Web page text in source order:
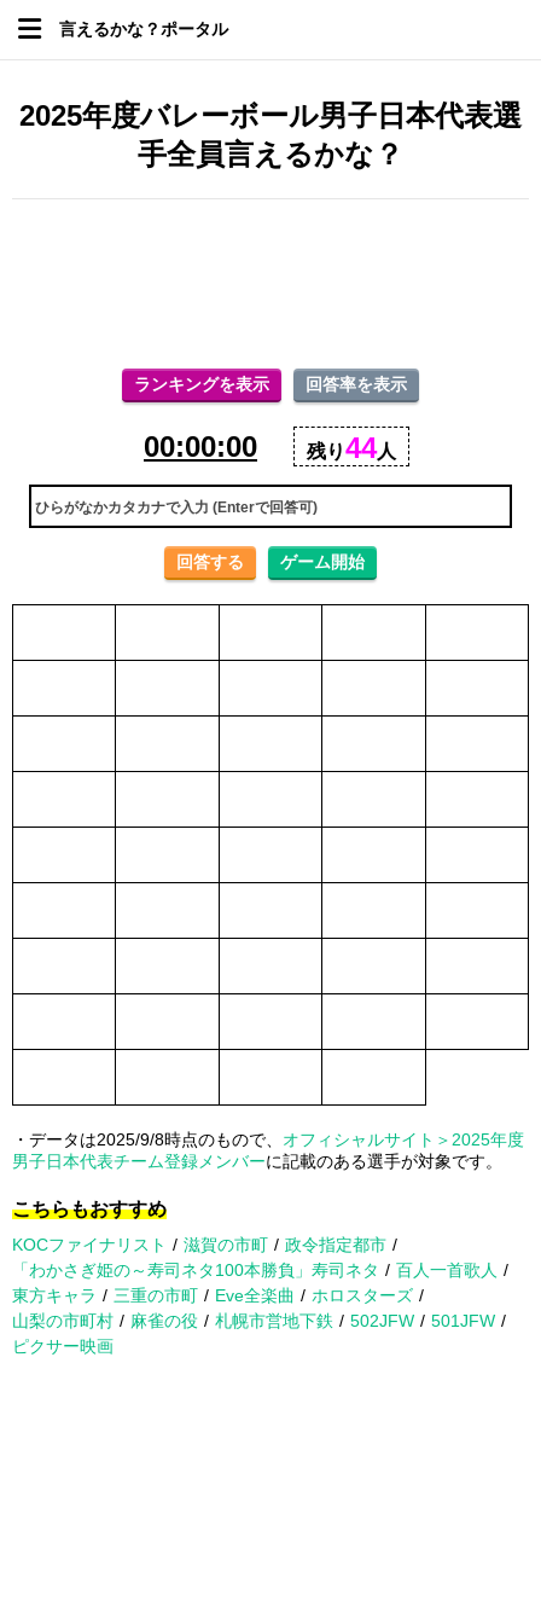
言えるかな？ポータル
2025年度バレーボール男子日本代表選
手全員言えるかな？
ランキングを表示 回答率を表示
00:00:00 残り44人
・データは2025/9/8時点のもので、 オフィシャルサイト＞2025年度
男子日本代表チーム登録メンバーに記載のある選手が対象です。
こちらもおすすめ
KOCファイナリスト 滋賀の市町
政令指定都市
「わかさぎ姫の～寿司ネタ100本勝負」寿司ネタ
百人一首歌人
東方キャラ
三重の市町 Eve全楽曲
ホロスターズ
山梨の市町村
麻雀の役 札幌市営地下鉄 502JFW
501JFW
ピクサー映画